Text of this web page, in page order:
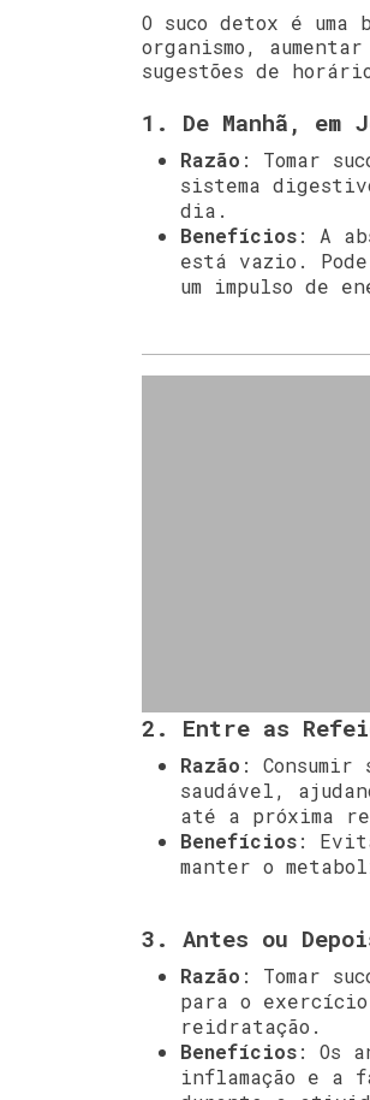
O suco detox é
organismo,
sugestões de
1. De Manhã, em
Razão : Tomar
sistema
dia.
Benefícios: A
está vazio.
um impulso de
2. Entre as
Razão :
saudável,
até a próxima
Benefícios:
manter o
3. Antes ou
Razão : Tomar
para o
reidratação.
Benefícios: Os
inflamação e a